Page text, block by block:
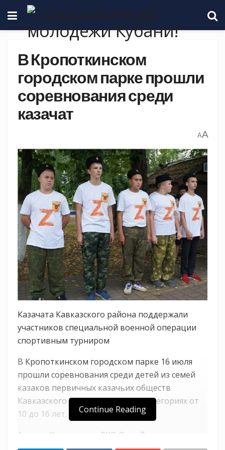
В Кропоткинском
городском парке прошли
соревнования среди
казачат
AA
Казачата Кавказского района поддержали
участников специальной военной операции
спортивным турниром
В Кропоткинском городском парке 16 июля
прошли соревнования среди детей из семей
казаков первичных казачьих обществ
Кавказского РКО в возрастных категориях от
10 до 16 лет.
Атаман Кавказского РКО Олег Ляхов
Continue Reading